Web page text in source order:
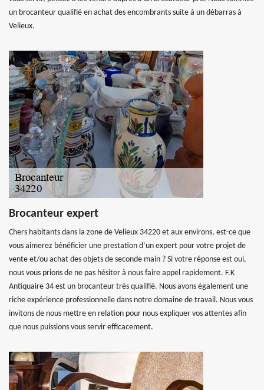
un brocanteur qualifié en achat des encombrants suite à un débarras à
Velieux.
Brocanteur expert
Chers habitants dans la zone de Velieux 34220 et aux environs, est-ce que
vous aimerez bénéficier une prestation d’un expert pour votre projet de
vente et/ou achat des objets de seconde main ? Si votre réponse est oui,
nous vous prions de ne pas hésiter à nous faire appel rapidement. F.K
Antiquaire 34 est un brocanteur très qualifié. Nous avons également une
riche expérience professionnelle dans notre domaine de travail. Nous vous
invitons de nous mettre en relation pour nous expliquer vos attentes afin
que nous puissions vous servir efficacement.